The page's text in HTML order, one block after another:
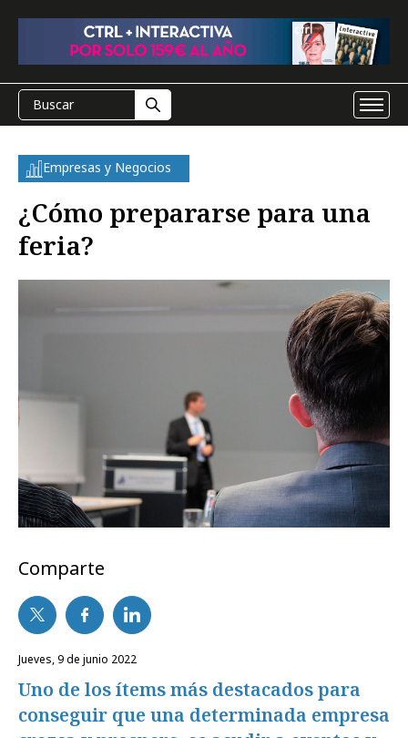
Empresas y Negocios
¿Cómo prepararse para una
feria?
Comparte
jueves, 9 de junio 2022
Uno de los ítems más destacados para
conseguir que una determinada empresa